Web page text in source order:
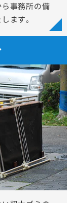
事務所の備
ます。